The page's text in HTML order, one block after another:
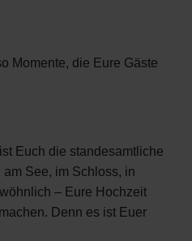
Momente, die Eure Gäste
Euch die standesamtliche
See, im Schloss, in
– Eure Hochzeit
Denn es ist Euer